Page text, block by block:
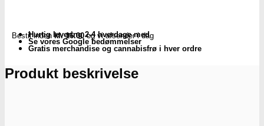
Barneys
farm
Bestil indenkl. 16.00og vi afsender i dag
Hurtig levering 2-4 hverdage med
Se vores Google bedømmelser
Gratis merchandise og cannabisfrø i hver ordre
Produkt beskrivelse